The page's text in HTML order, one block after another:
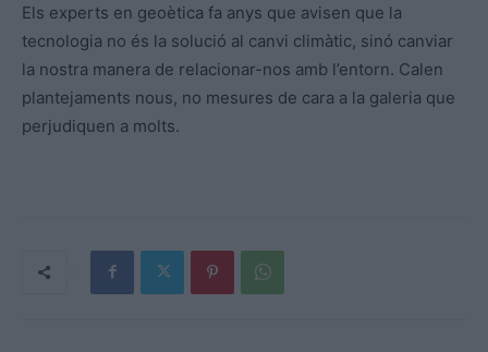
Els experts en geoètica fa anys que avisen que la
tecnologia no és la solució al canvi climàtic, sinó canviar
la nostra manera de relacionar-nos amb l’entorn. Calen
plantejaments nous, no mesures de cara a la galeria que
perjudiquen a molts.